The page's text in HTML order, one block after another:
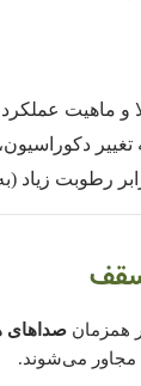
و ماهیت
تغییر
رطوبت
سقف
همزمان صداهای
مجاور می‌شوند.